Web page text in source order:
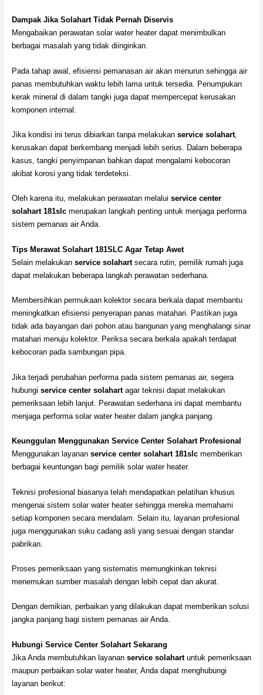
Dampak Jika Solahart Tidak Pernah Diservis
Mengabaikan perawatan solar water heater dapat menimbulkan
berbagai masalah yang tidak diinginkan.
Pada tahap awal, efisiensi pemanasan air akan menurun sehingga air
panas membutuhkan waktu lebih lama untuk tersedia. Penumpukan
kerak mineral di dalam tangki juga dapat mempercepat kerusakan
komponen internal.
Jika kondisi ini terus dibiarkan tanpa melakukan service solahart,
kerusakan dapat berkembang menjadi lebih serius. Dalam beberapa
kasus, tangki penyimpanan bahkan dapat mengalami kebocoran
akibat korosi yang tidak terdeteksi.
Oleh karena itu, melakukan perawatan melalui service center
solahart 181slcmerupakan langkah penting untuk menjaga performa
sistem pemanas air Anda.
Tips Merawat Solahart 181SLC Agar Tetap Awet
Selain melakukan service solahartsecara rutin, pemilik rumah juga
dapat melakukan beberapa langkah perawatan sederhana.
Membersihkan permukaan kolektor secara berkala dapat membantu
meningkatkan efisiensi penyerapan panas matahari. Pastikan juga
tidak ada bayangan dari pohon atau bangunan yang menghalangi sinar
matahari menuju kolektor. Periksa secara berkala apakah terdapat
kebocoran pada sambungan pipa.
Jika terjadi perubahan performa pada sistem pemanas air, segera
hubungi service center solahartagar teknisi dapat melakukan
pemeriksaan lebih lanjut. Perawatan sederhana ini dapat membantu
menjaga performa solar water heater dalam jangka panjang.
Keunggulan Menggunakan Service Center Solahart Profesional
Menggunakan layanan service center solahart 181slcmemberikan
berbagai keuntungan bagi pemilik solar water heater.
Teknisi profesional biasanya telah mendapatkan pelatihan khusus
mengenai sistem solar water heater sehingga mereka memahami
setiap komponen secara mendalam. Selain itu, layanan profesional
juga menggunakan suku cadang asli yang sesuai dengan standar
pabrikan.
Proses pemeriksaan yang sistematis memungkinkan teknisi
menemukan sumber masalah dengan lebih cepat dan akurat.
Dengan demikian, perbaikan yang dilakukan dapat memberikan solusi
jangka panjang bagi sistem pemanas air Anda.
Hubungi Service Center Solahart Sekarang
Jika Anda membutuhkan layanan service solahartuntuk pemeriksaan
maupun perbaikan solar water heater, Anda dapat menghubungi
layanan berikut: